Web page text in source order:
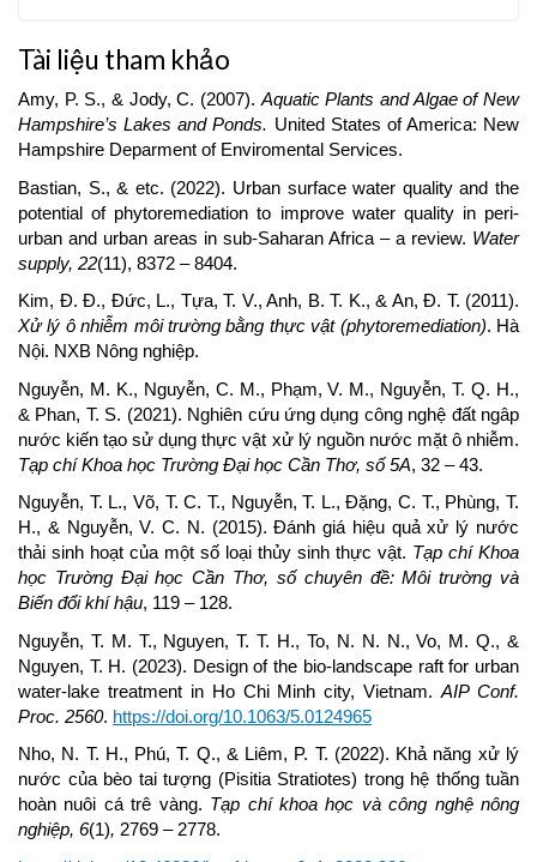
Tài liệu tham khảo
Amy, P. S., & Jody, C. (2007). Aquatic Plants and Algae of New
Hampshire’s Lakes and Ponds. United States of America: New
Hampshire Deparment of Enviromental Services.
Bastian, S., & etc. (2022). Urban surface water quality and the
potential of phytoremediation to improve water quality in peri-
urban and urban areas in sub-Saharan Africa – a review. Water
supply, 22(11), 8372 – 8404.
Kim, Đ. Đ., Đức, L., Tựa, T. V., Anh, B. T. K., & An, Đ. T. (2011).
Xử lý ô nhiễm môi trường bằng thực vật (phytoremediation). Hà
Nội. NXB Nông nghiệp.
Nguyễn, M. K., Nguyễn, C. M., Phạm, V. M., Nguyễn, T. Q. H.,
& Phan, T. S. (2021). Nghiên cứu ứng dụng công nghệ đất ngâp
nước kiến tạo sử dụng thực vật xử lý nguồn nước mặt ô nhiễm.
Tạp chí Khoa học Trường Đại học Cần Thơ, số 5A, 32 – 43.
Nguyễn, T. L., Võ, T. C. T., Nguyễn, T. L., Đặng, C. T., Phùng, T.
H., & Nguyễn, V. C. N. (2015). Đánh giá hiệu quả xử lý nước
thải sinh hoạt của một số loại thủy sinh thực vật. Tạp chí Khoa
học Trường Đại học Cần Thơ, số chuyên đề: Môi trường và
Biến đổi khí hậu, 119 – 128.
Nguyễn, T. M. T., Nguyen, T. T. H., To, N. N. N., Vo, M. Q., &
Nguyen, T. H. (2023). Design of the bio-landscape raft for urban
water-lake treatment in Ho Chi Minh city, Vietnam.AIP Conf.
Proc. 2560. https://doi.org/10.1063/5.0124965
Nho, N. T. H., Phú, T. Q., & Liêm, P. T. (2022). Khả năng xử lý
nước của bèo tai tượng (Pisitia Stratiotes) trong hệ thống tuần
hoàn nuôi cá trê vàng. Tạp chí khoa học và công nghệ nông
nghiệp, 6(1), 2769 – 2778.